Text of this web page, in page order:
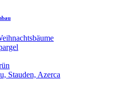
Stauden, Azerca